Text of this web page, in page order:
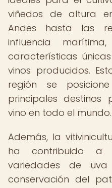
viñedos de altura
Andes hasta las
influencia
características
vinos producidos.
región se
principales
vino en todo el mundo.
Además, la
ha contribuido a
variedades de
conservación del